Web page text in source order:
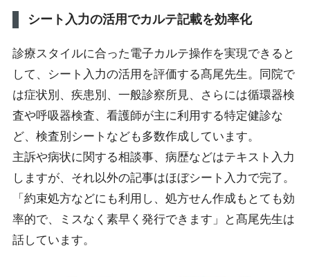
シート入力の活用でカルテ記載を効率化
診療スタイルに合った電子カルテ操作を実現できると
して、シート入力の活用を評価する髙尾先生。同院で
は症状別、疾患別、一般診察所見、さらには循環器検
査や呼吸器検査、看護師が主に利用する特定健診な
ど、検査別シートなども多数作成しています。
主訴や病状に関する相談事、病歴などはテキスト入力
しますが、それ以外の記事はほぼシート入力で完了。
「約束処方などにも利用し、処方せん作成もとても効
率的で、ミスなく素早く発行できます」と髙尾先生は
話しています。